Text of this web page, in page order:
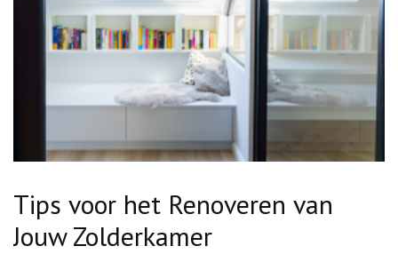
Tips voor het Renoveren van
Jouw Zolderkamer